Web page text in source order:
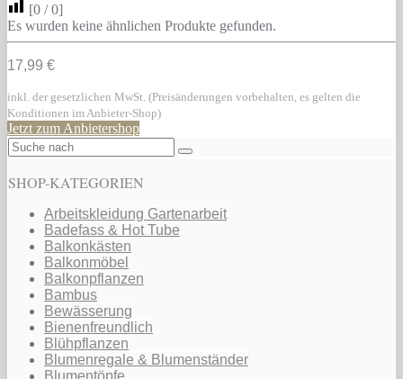
[0 /0]
Es wurden keine ähnlichen Produkte gefunden.
17,99 €
inkl. der gesetzlichen MwSt. (Preisänderungen vorbehalten, es gelten die
Konditionen im Anbieter-Shop)
Jetzt zum Anbietershop
SHOP-KATEGORIEN
Arbeitskleidung Gartenarbeit
Badefass & Hot Tube
Balkonkästen
Balkonmöbel
Balkonpflanzen
Bambus
Bewässerung
Bienenfreundlich
Blühpflanzen
Blumenregale & Blumenständer
Blumentöpfe